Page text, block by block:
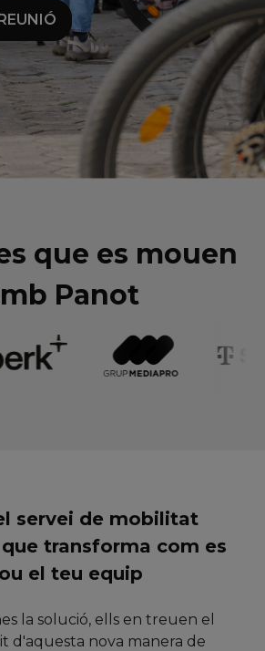
que es mouen
Panot
servei de mobilitat
transforma com es
el teu equip
la solució, ells en treuen el
d'aquesta nova manera de